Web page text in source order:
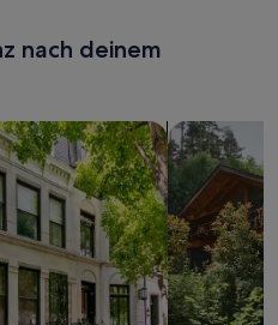
nach deinem
nach Ferienwohnungen oder
Suche nach